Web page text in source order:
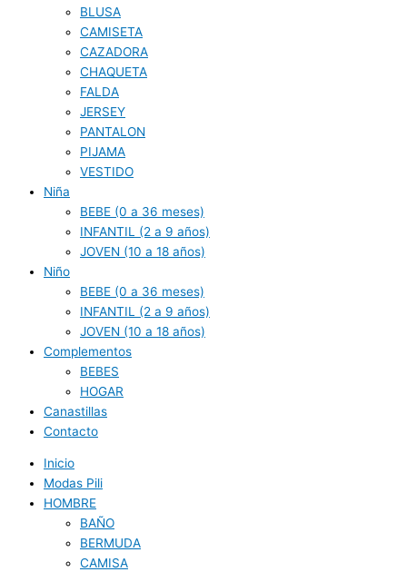
BLUSA
CAMISETA
CAZADORA
CHAQUETA
FALDA
JERSEY
PANTALON
PIJAMA
VESTIDO
Niña
BEBE (0 a 36 meses)
INFANTIL (2 a 9 años)
JOVEN (10 a 18 años)
Niño
BEBE (0 a 36 meses)
INFANTIL (2 a 9 años)
JOVEN (10 a 18 años)
Complementos
BEBES
HOGAR
Canastillas
Contacto
Inicio
Modas Pili
HOMBRE
BAÑO
BERMUDA
CAMISA